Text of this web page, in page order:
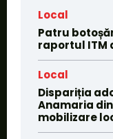
Local
Patru
raportul ITM
Local
Dispariția
Anamaria
mobilizare